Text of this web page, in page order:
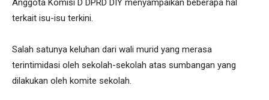
Anggota Komisi D DPRD DIY menyampaikan beberapa hal
terkait isu-isu terkini.
Salah satunya keluhan dari wali murid yang merasa
terintimidasi oleh sekolah-sekolah atas sumbangan yang
dilakukan oleh komite sekolah.